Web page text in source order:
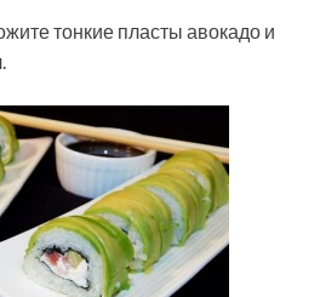
тонкие пласты авокадо и